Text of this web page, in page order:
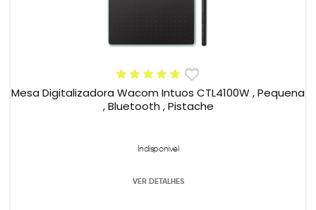
Mesa Digitalizadora Wacom Intuos CTL4100W , Pequena
, Bluetooth , Pistache
Indisponível
VER DETALHES